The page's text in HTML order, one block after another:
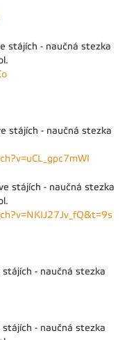
stájích - naučná stezka
stájích - naučná stezka
stájích - naučná stezka
- naučná stezka
- naučná stezka